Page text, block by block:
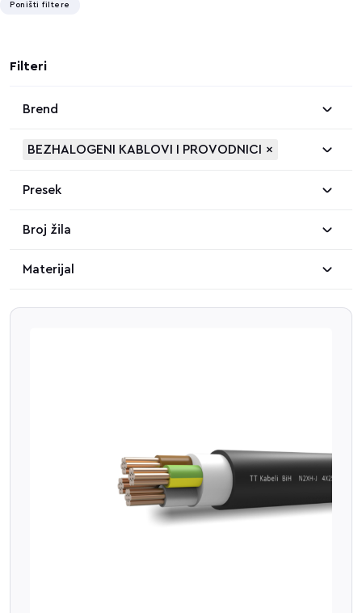
Poništi filtere
Filteri
Brend
BEZHALOGENI KABLOVI I PROVODNICI ×
Presek
Broj žila
Materijal